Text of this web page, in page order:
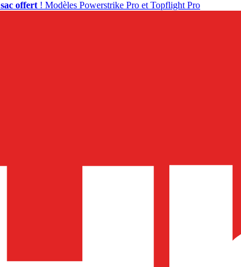
sac offert ! Modèles Powerstrike Pro et Topflight Pro